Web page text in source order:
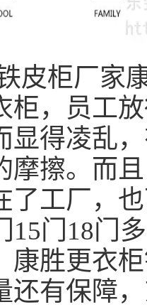
皮柜厂家
柜，员工
显得凌乱
摩擦。而
了工厂，
15门18门
康胜更衣
还有保障